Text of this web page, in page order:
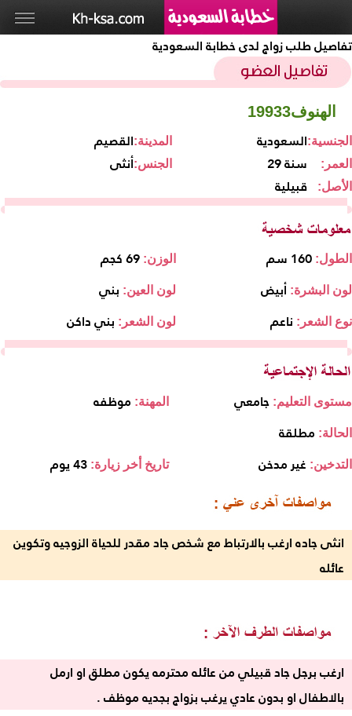
تفاصيل طلب زواج لدى خطابة السعودية
الهنوف19933
القصيمالمدينة: السعوديةالجنسية:
أنثىالجنس: 29 سنة العمر:
قبيلية الأصل:
الوزن: 69 كجم الطول: 160 سم
لون العين: بني لون البشرة: أبيض
لون الشعر: بني داكن نوع الشعر: ناعم
المهنة: موظفه مستوى التعليم: جامعي
الحالة: مطلقة
تاريخ أخر زيارة: 43 يوم التدخين: غير مدخن
انثى جاده ارغب بالارتباط مع شخص جاد مقدر للحياة الزوجيه وتكوين
عائله
ارغب برجل جاد قبيلي من عائله محترمه يكون مطلق او ارمل
بالاطفال او بدون عادي يرغب بزواج بجديه موظف .